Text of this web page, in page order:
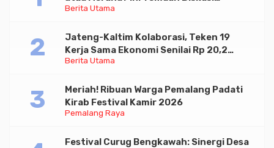
Berita Utama
Paramadina
Berita Utama
Jateng-Kaltim Kolaborasi, Teken 19
Kerja Sama Ekonomi Senilai Rp 20,2
Triliun
Pemalang Raya
Meriah! Ribuan Warga Pemalang Padati
Kirab Festival Kamir 2026
Festival Curug Bengkawah: Sinergi Desa